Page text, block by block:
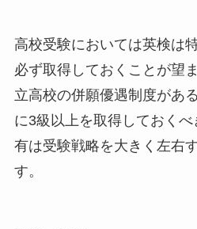
高校受験においては英検は
必ず取得しておくことが望
立高校の併願優遇制度があ
に3級以上を取得しておく
有は受験戦略を大きく左右
す。